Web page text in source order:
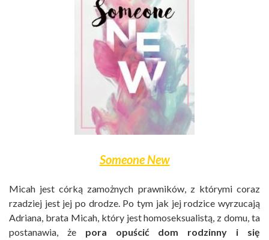
Someone New
Micah jest córką zamożnych prawników, z którymi coraz
rzadziej jest jej po drodze. Po tym jak jej rodzice wyrzucają
Adriana, brata Micah, który jest homoseksualistą, z domu, ta
postanawia, że pora opuścić dom rodzinny i się